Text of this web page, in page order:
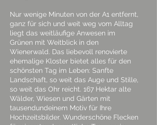
Nur wenige Minuten von der A1 entfernt,
ganz für sich und weit weg vom Alltag
liegt das weitläufige Anwesen im
Grünen mit Weitblick in den
Wienerwald. Das liebevoll renovierte
ehemalige Kloster bietet alles für den
schönsten Tag im Leben: Sanfte
Landschaft, so weit das Auge und Stille,
so weit das Ohr reicht. 167 Hektar alte
Wälder, Wiesen und Gärten mit
tausendundeinem Motiv für Ihre
Hochzeitsbilder. Wunderschöne Flecken